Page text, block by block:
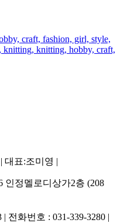
대표:조미영 |
인정멜로디상가2층 (208
전화번호 : 031-339-3280 |